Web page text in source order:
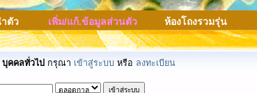
ตัว เพิ่ม/แก้.ข้อมูลส่วนตัว ห้องโถงรวมรุ่น
บุคคลทั่วไป กรุณา เข้าสู่ระบบ หรือ ลงทะเบียน